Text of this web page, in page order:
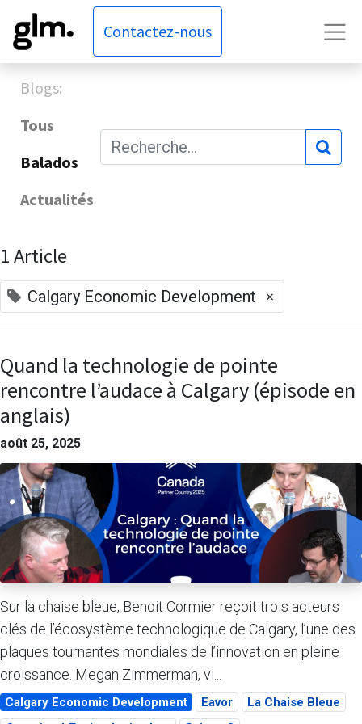
Contactez-nous
Blogs:
Tous
Balados
Actualités
1 Article
Calgary Economic Development ×
Quand la technologie de pointe
rencontre l’audace à Calgary (épisode en
anglais)
août 25, 2025
Sur la chaise bleue, Benoit Cormier reçoit trois acteurs
clés de l’écosystème technologique de Calgary, l’une des
plaques tournantes mondiales de l’innovation en pleine
croissance. Megan Zimmerman, vi...
Calgary Economic Development Eavor
La Chaise Bleue